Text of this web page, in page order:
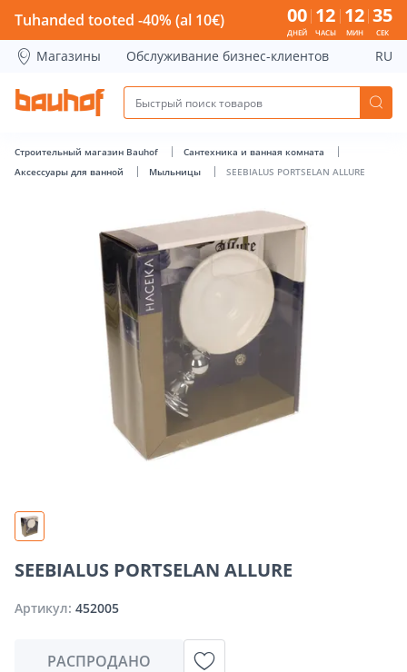
SEEBIALUS PORTSELAN ALLURE - Bauhof has loaded
Tuhanded tooted -40% (al 10€) 00
ДНЕЙ
12
ЧАСЫ
12
МИН
34
СЕК
Магазины Обслуживание бизнес-клиентов RU
Строительный магазин Bauhof
Сантехника и ванная комната
Аксессуары для ванной
Мыльницы SEEBIALUS PORTSELAN ALLURE
SEEBIALUS PORTSELAN ALLURE
Артикул: 452005
РАСПРОДАНО